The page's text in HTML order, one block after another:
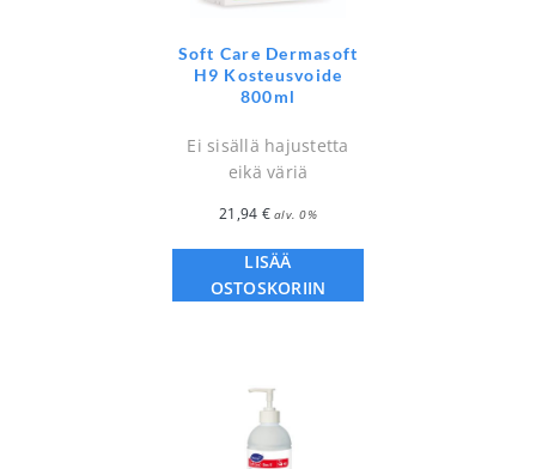
Soft Care Dermasoft
H9 Kosteusvoide
800ml
Ei sisällä hajustetta
eikä väriä
21,94 € alv. 0%
LISÄÄ
OSTOSKORIIN